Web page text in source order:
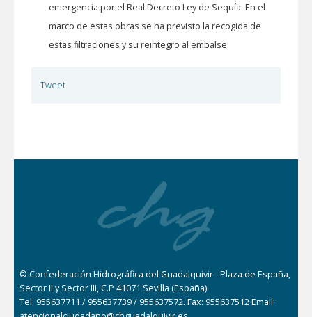
emergencia por el Real Decreto Ley de Sequía. En el
marco de estas obras se ha previsto la recogida de
estas filtraciones y su reintegro al embalse.
Tweet
© Confederación Hidrográfica del Guadalquivir - Plaza de España,
Sector II y Sector III, C.P 41071 Sevilla (España)
Tel. 955637711 / 955637739 / 955637572. Fax: 955637512 Email: